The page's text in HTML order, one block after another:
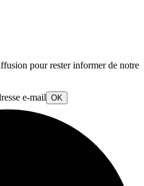
pour rester informer de notre
e-mail